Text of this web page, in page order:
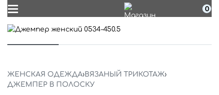
0
ЖЕНСКАЯ ОДЕЖДА›ВЯЗАНЫЙ ТРИКОТАЖ›
ДЖЕМПЕР В ПОЛОСКУ